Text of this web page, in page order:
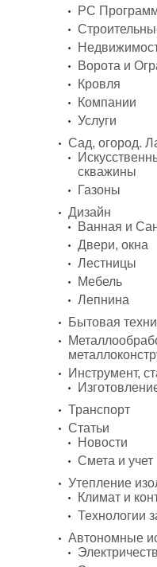
PC
Ворота и
Кровля
Компании
Услуги
Сад, огород.
скважины
Газоны
Дизайн
Ванная и
Двери, окна
Лестницы
Мебель
Лепнина
Бытовая
Инструмент,
Транспорт
Статьи
Новости
Смета и учет
Утепление
Климат и
Технологии
Автономные